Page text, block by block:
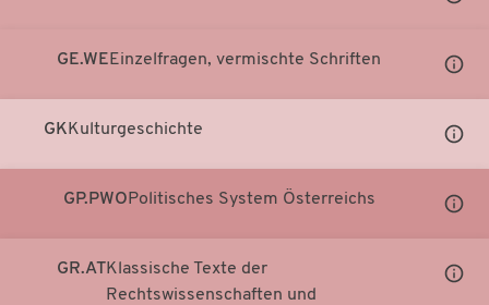
GE.WE Einzelfragen, vermischte Schriften
GK Kulturgeschichte
GP.PWO Politisches System Österreichs
GR.ATKlassische Texte der
Rechtswissenschaften und